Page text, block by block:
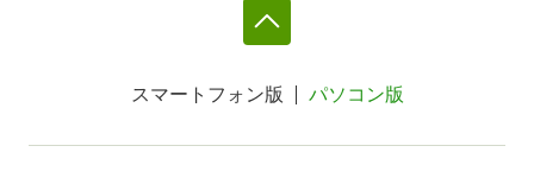
スマートフォン版 パソコン版